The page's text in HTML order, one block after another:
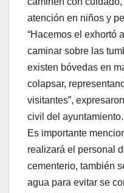
atención en niños y
“Hacemos el exhortó
caminar sobre las
existen bóvedas en
colapsar,
visitantes”,
civil del ayuntamiento.
Es importante
realizará el personal
cementerio, también
agua para evitar se